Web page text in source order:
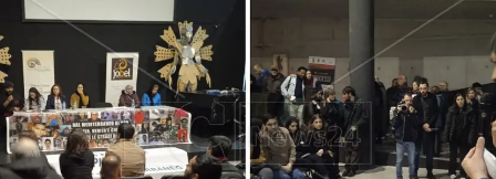
Attualità
Economia e lavoro
Italia Mondo